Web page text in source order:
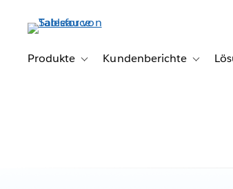
Produkte
Toggle sub-navigation for Produkte
Kundenberichte Toggle